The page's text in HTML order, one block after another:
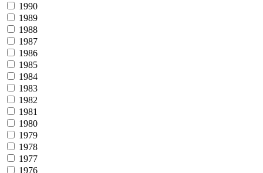
1990
1989
1988
1987
1986
1985
1984
1983
1982
1981
1980
1979
1978
1977
1976